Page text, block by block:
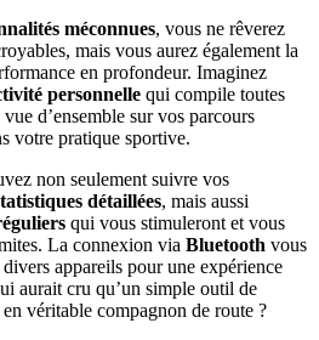
méconnues, vous ne rêverez
mais vous aurez également la
en profondeur. Imaginez
personnelle qui compile toutes
d’ensemble sur vos parcours
votre pratique sportive.
non seulement suivre vos
détaillées, mais aussi
qui vous stimuleront et vous
La connexion via Bluetooth vous
appareils pour une expérience
aurait cru qu’un simple outil de
véritable compagnon de route ?